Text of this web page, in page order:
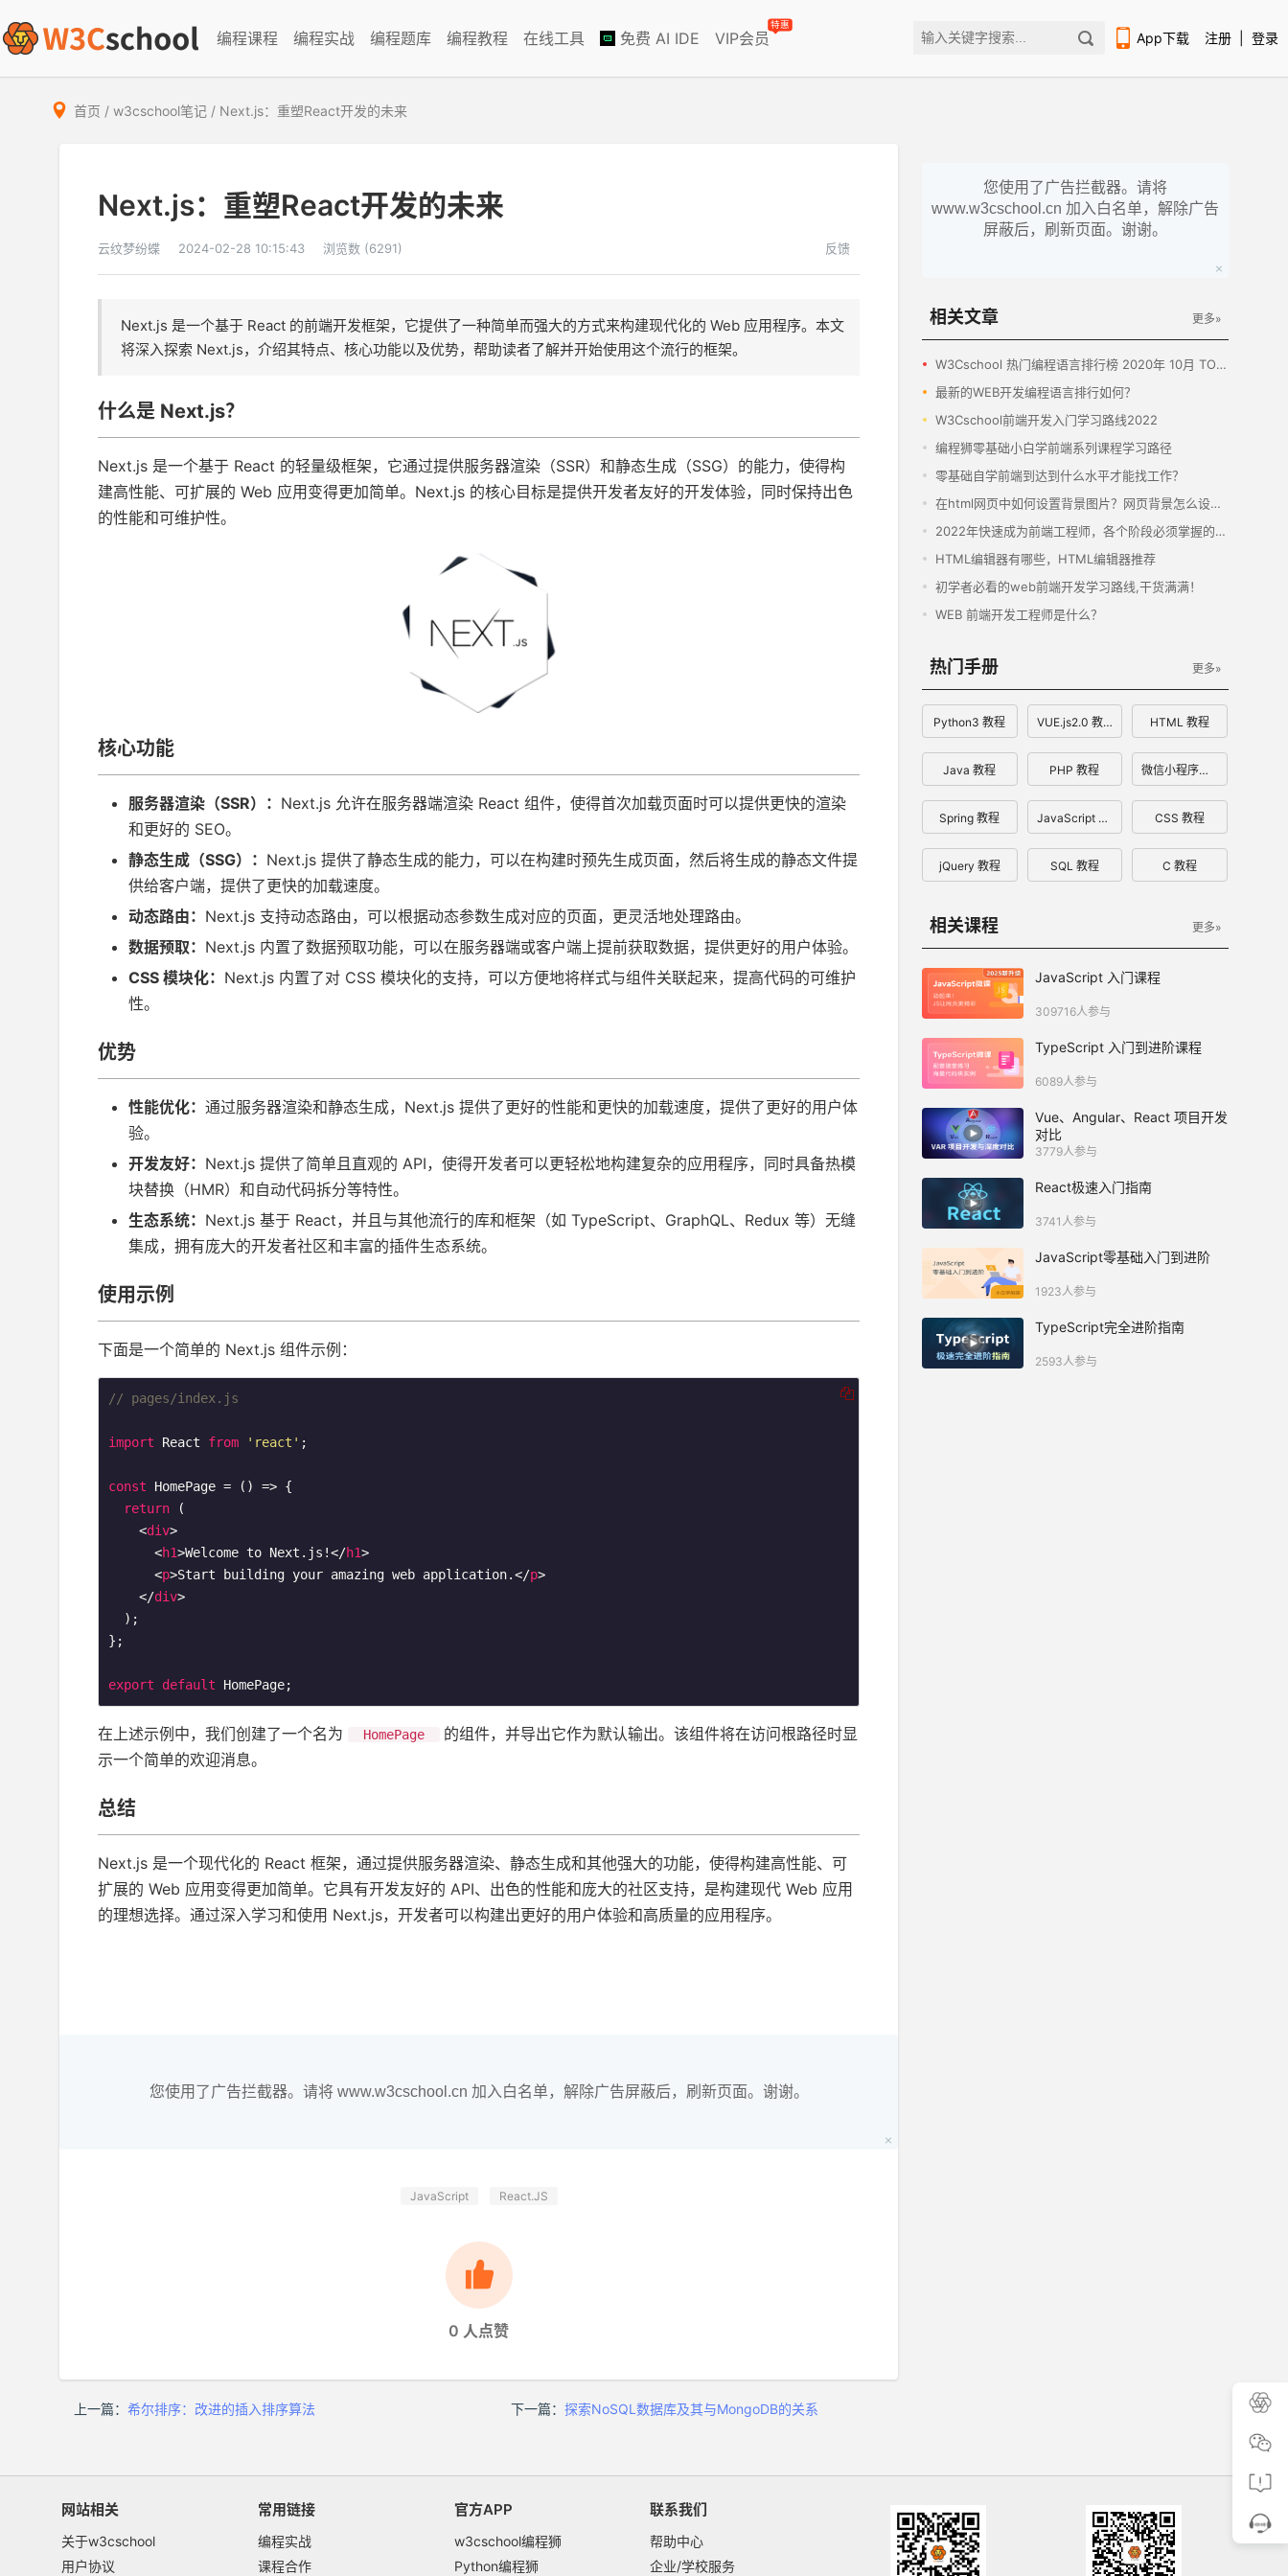
编程课程 编程实战 编程题库 编程教程 在线工具 免费 AI IDE VIP会员
特惠
App下载
扫码下载编程狮APP
注册 登录
首页 / w3cschool笔记 / Next.js：重塑React开发的未来
Next.js：重塑React开发的未来
云纹梦纷蝶 2024-02-28 10:15:43 浏览数 (6291) 反馈
Next.js 是一个基于 React 的前端开发框架，它提供了一种简单而强大的方式来构建现代化的 Web 应用程序。本文
将深入探索 Next.js，介绍其特点、核心功能以及优势，帮助读者了解并开始使用这个流行的框架。
什么是 Next.js？
Next.js 是一个基于 React 的轻量级框架，它通过提供服务器渲染（SSR）和静态生成（SSG）的能力，使得构
建高性能、可扩展的 Web 应用变得更加简单。Next.js 的核心目标是提供开发者友好的开发体验，同时保持出色
的性能和可维护性。
核心功能
服务器渲染（SSR）： Next.js 允许在服务器端渲染 React 组件，使得首次加载页面时可以提供更快的渲染
和更好的 SEO。
静态生成（SSG）： Next.js 提供了静态生成的能力，可以在构建时预先生成页面，然后将生成的静态文件提
供给客户端，提供了更快的加载速度。
动态路由： Next.js 支持动态路由，可以根据动态参数生成对应的页面，更灵活地处理路由。
数据预取： Next.js 内置了数据预取功能，可以在服务器端或客户端上提前获取数据，提供更好的用户体验。
CSS 模块化： Next.js 内置了对 CSS 模块化的支持，可以方便地将样式与组件关联起来，提高代码的可维护
性。
优势
性能优化： 通过服务器渲染和静态生成，Next.js 提供了更好的性能和更快的加载速度，提供了更好的用户体
验。
开发友好： Next.js 提供了简单且直观的 API，使得开发者可以更轻松地构建复杂的应用程序，同时具备热模
块替换（HMR）和自动代码拆分等特性。
生态系统： Next.js 基于 React，并且与其他流行的库和框架（如 TypeScript、GraphQL、Redux 等）无缝
集成，拥有庞大的开发者社区和丰富的插件生态系统。
使用示例
下面是一个简单的 Next.js 组件示例：
// pages/index.js
import React from 'react' ;
const HomePage = () => {
return (
<div>
<h1>Welcome to Next.js!</h1>
<p>Start building your amazing web application.</p>
</div>
  );
};
export default HomePage;
在上述示例中，我们创建了一个名为​ HomePage
​的组件，并导出它作为默认输出。该组件将在访问根路径时显
示一个简单的欢迎消息。
总结
Next.js 是一个现代化的 React 框架，通过提供服务器渲染、静态生成和其他强大的功能，使得构建高性能、可
扩展的 Web 应用变得更加简单。它具有开发友好的 API、出色的性能和庞大的社区支持，是构建现代 Web 应用
的理想选择。通过深入学习和使用 Next.js，开发者可以构建出更好的用户体验和高质量的应用程序。
您使用了广告拦截器。请将 www.w3cschool.cn 加入白名单，解除广告屏蔽后，刷新页面。谢谢。
JavaScript React.JS
0 人点赞
上一篇： 希尔排序：改进的插入排序算法 下一篇：探索NoSQL数据库及其与MongoDB的关系
您使用了广告拦截器。请将
www.w3cschool.cn 加入白名单，解除广告
屏蔽后，刷新页面。谢谢。
相关文章 更多»
W3Cschool 热门编程语言排行榜 2020年 10月 TOP10
最新的WEB开发编程语言排行如何？
W3Cschool前端开发入门学习路线2022
编程狮零基础小白学前端系列课程学习路径
零基础自学前端到达到什么水平才能找工作？
在html网页中如何设置背景图片？网页背景怎么设置？
2022年快速成为前端工程师，各个阶段必须掌握的基本技能汇总
HTML编辑器有哪些，HTML编辑器推荐
初学者必看的web前端开发学习路线,干货满满！
WEB 前端开发工程师是什么？
热门手册 更多»
Python3 教程 VUE.js2.0 教程 HTML 教程
Java 教程 PHP 教程 微信小程序开发文档
Spring 教程 JavaScript 教程 CSS 教程
jQuery 教程 SQL 教程 C 教程
相关课程 更多»
JavaScript 入门课程
309716人参与
TypeScript 入门到进阶课程
6089人参与
Vue、Angular、React 项目开发
对比
3779人参与
React极速入门指南
3741人参与
JavaScript零基础入门到进阶
1923人参与
TypeScript完全进阶指南
2593人参与
网站相关
关于w3cschool
用户协议
常用链接
编程实战
课程合作
官方APP
w3cschool编程狮
Python编程狮
联系我们
帮助中心
企业/学校服务